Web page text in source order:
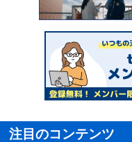
注目のコンテンツ